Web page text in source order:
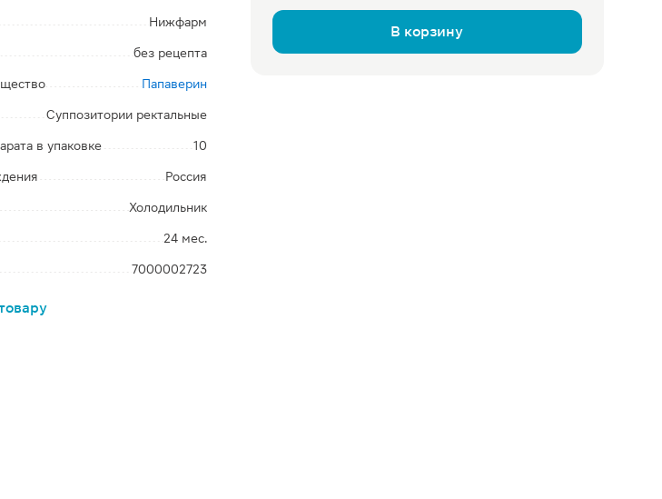
В корзину
Нижфарм
без рецепта
Папаверин
Суппозитории ректальные
в упаковке 10
Россия
Холодильник
24 мес.
7000002723